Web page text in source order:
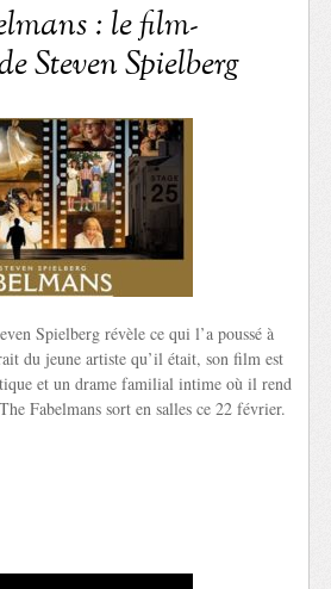
: le film-
Steven Spielberg
Spielberg révèle ce qui l’a poussé à
du jeune artiste qu’il était, son film est
et un drame familial intime où il rend
Fabelmans sort en salles ce 22 février.